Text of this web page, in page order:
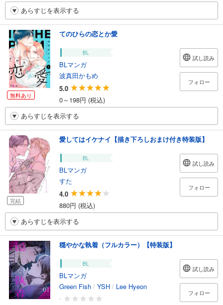
あらすじを表示する
無料あり
てのひらの恋とか愛
BL
BLマンガ
波真田かもめ
5.0
0～198円 (税込)
試し読み
フォロー
あらすじを表示する
完結
愛してはイケナイ【描き下ろしおまけ付き特装版】
BL
BLマンガ
すた
4.0
880円 (税込)
試し読み
フォロー
あらすじを表示する
穏やかな執着（フルカラー）【特装版】
BL
BLマンガ
Green Fish / YSH / Lee Hyeon
-
試し読み
フォロー